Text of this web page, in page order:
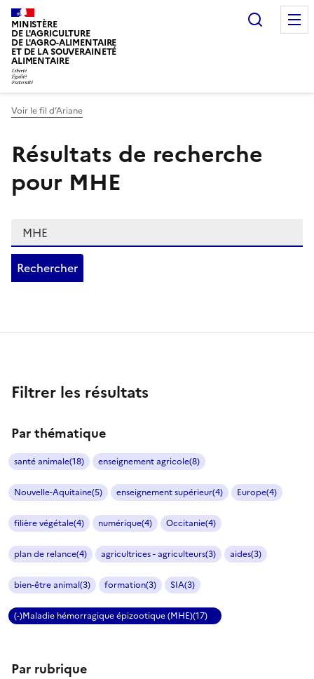
MINISTÈRE
DE L'AGRICULTURE
DE L'AGRO-ALIMENTAIRE
ET DE LA SOUVERAINETÉ
ALIMENTAIRE
Voir le fil d’Ariane
Résultats de recherche
pour MHE
Recherche
Filtrer les résultats
Par thématique
santé animale(18) enseignement agricole(8)
Nouvelle-Aquitaine(5) enseignement supérieur(4) Europe(4)
filière végétale(4) numérique(4) Occitanie(4)
plan de relance(4) agricultrices - agriculteurs(3) aides(3)
bien-être animal(3) formation(3) SIA(3)
(-)Maladie hémorragique épizootique (MHE)(17)
Par rubrique